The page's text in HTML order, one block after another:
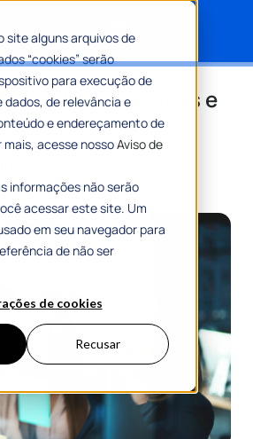
site alguns arquivos de
“cookies” serão
para execução de
de relevância e
e endereçamento de
acesse nossoAviso de
informações não serão
acessar este site. Um
em seu navegador para
de não ser
de cookies
Recusar
boas práticas e
para o sucesso